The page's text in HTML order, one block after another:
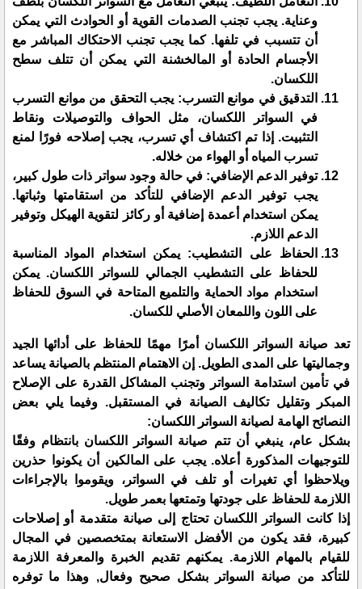
وعناية. يجب تجنب الصدمات القوية أو الحوادث التي يمكن
أن تتسبب في تلفها. كما يجب تجنب الاحتكاك المباشر مع
الأجسام الحادة أو المالخشنة التي يمكن أن تتلف سطح
اللكسان.
التدقيق في موانع التسرب: يجب التحقق من موانع التسرب
في السواتر اللكسان، مثل الحواف والتوصيلات ونقاط
التثبيت. إذا تم اكتشاف أي تسرب، يجب إصلاحه فورًا لمنع
تسرب المياه أو الهواء من خلاله.
توفير الدعم الإضافي: في حالة وجود سواتر ذات طول كبير،
يجب توفير الدعم الإضافي للتأكد من استقامتها وثباتها.
يمكن استخدام أعمدة إضافية أو ركائز لتقوية الهيكل وتوفير
الدعم اللازم.
الحفاظ على التشطيب: يمكن استخدام المواد المناسبة
للحفاظ على التشطيب الجمالي للسواتر اللكسان. يمكن
استخدام مواد الحماية والتلميع المتاحة في السوق للحفاظ
على اللون واللمعان الأصلي للكسان.
تعد صيانة السواتر اللكسان أمرًا مهمًا للحفاظ على أدائها الجيد
وجماليتها على المدى الطويل. إن الاهتمام المنتظم بالصيانة يساعد
في تأمين استدامة السواتر وتجنب المشاكل القدرة على الإصلاح
المبكر وتقليل تكاليف الصيانة في المستقبل. وفيما يلي بعض
النصائح الهامة لصيانة السواتر اللكسان:
بشكل عام، ينبغي أن تتم صيانة السواتر اللكسان بانتظام وفقًا
للتوجيهات المذكورة أعلاه. يجب على المالكين أن يكونوا حذرين
ويلاحظوا أي تغيرات أو تلف في السواتر، ويقوموا بالإجراءات
اللازمة للحفاظ على جودتها وتمتعها بعمر طويل.
إذا كانت السواتر اللكسان تحتاج إلى صيانة متقدمة أو إصلاحات
كبيرة، فقد يكون من الأفضل الاستعانة بمتخصصين في المجال
للقيام بالمهام اللازمة. يمكنهم تقديم الخبرة والمعرفة اللازمة
للتأكد من صيانة السواتر بشكل صحيح وفعال, وهذا ما توفره